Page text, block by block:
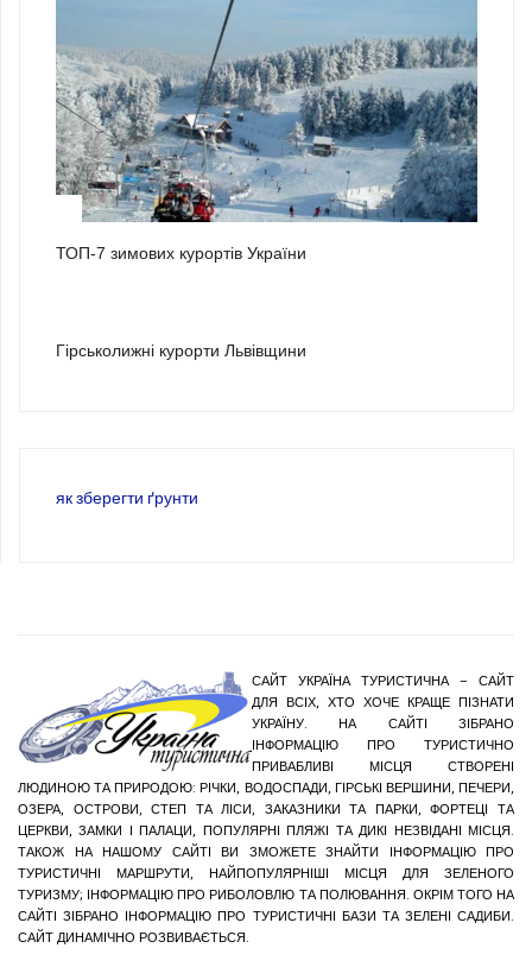
ТОП-7 зимових курортів України
Гірськолижні курорти Львівщини
як зберегти ґрунти
САЙТ УКРАЇНА ТУРИСТИЧНА – САЙТ
ДЛЯ ВСІХ, ХТО ХОЧЕ КРАЩЕ ПІЗНАТИ
УКРАЇНУ. НА САЙТІ ЗІБРАНО
ІНФОРМАЦІЮ ПРО ТУРИСТИЧНО
ПРИВАБЛИВІ МІСЦЯ СТВОРЕНІ
ЛЮДИНОЮ ТА ПРИРОДОЮ: РІЧКИ, ВОДОСПАДИ, ГІРСЬКІ ВЕРШИНИ, ПЕЧЕРИ,
ОЗЕРА, ОСТРОВИ, СТЕП ТА ЛІСИ, ЗАКАЗНИКИ ТА ПАРКИ, ФОРТЕЦІ ТА
ЦЕРКВИ, ЗАМКИ І ПАЛАЦИ, ПОПУЛЯРНІ ПЛЯЖІ ТА ДИКІ НЕЗВІДАНІ МІСЦЯ.
ТАКОЖ НА НАШОМУ САЙТІ ВИ ЗМОЖЕТЕ ЗНАЙТИ ІНФОРМАЦІЮ ПРО
ТУРИСТИЧНІ МАРШРУТИ, НАЙПОПУЛЯРНІШІ МІСЦЯ ДЛЯ ЗЕЛЕНОГО
ТУРИЗМУ; ІНФОРМАЦІЮ ПРО РИБОЛОВЛЮ ТА ПОЛЮВАННЯ. ОКРІМ ТОГО НА
САЙТІ ЗІБРАНО ІНФОРМАЦІЮ ПРО ТУРИСТИЧНІ БАЗИ ТА ЗЕЛЕНІ САДИБИ.
САЙТ ДИНАМІЧНО РОЗВИВАЄТЬСЯ.